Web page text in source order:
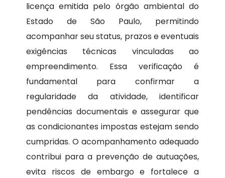
licença emitida pelo órgão ambiental do
Estado de São Paulo, permitindo
acompanhar seu status, prazos e eventuais
exigências técnicas vinculadas ao
empreendimento. Essa verificação é
fundamental para confirmar a
regularidade da atividade, identificar
pendências documentais e assegurar que
as condicionantes impostas estejam sendo
cumpridas. O acompanhamento adequado
contribui para a prevenção de autuações,
evita riscos de embargo e fortalece a